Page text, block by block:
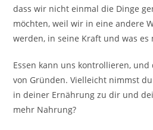
dass wir nicht einmal die Dinge
möchten, weil wir in eine andere
werden, in seine Kraft und was es
Essen kann uns kontrollieren,
von Gründen. Vielleicht nimmst
in deiner Ernährung zu dir und
mehr Nahrung?